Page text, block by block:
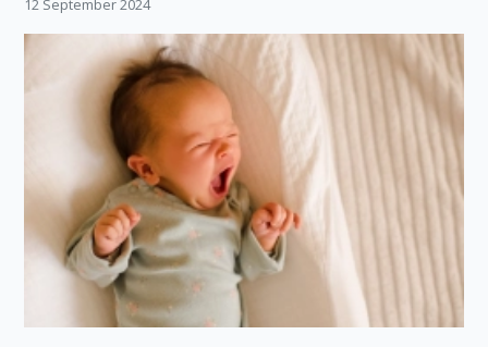
Selain itu, masih banyak gangguan mata lainnya yang tiba-
tiba muncul ketika hamil, seperti visual dan hipertensi, buram
karena diabetes gestasional, berkunang-kunang dan lainnya.
Alih-alih menggunakan obat tetes mata, sebaiknya
periksakan dulu ke dokter untuk mendapatkan solusi yang
lebih aman.
12 September 2024